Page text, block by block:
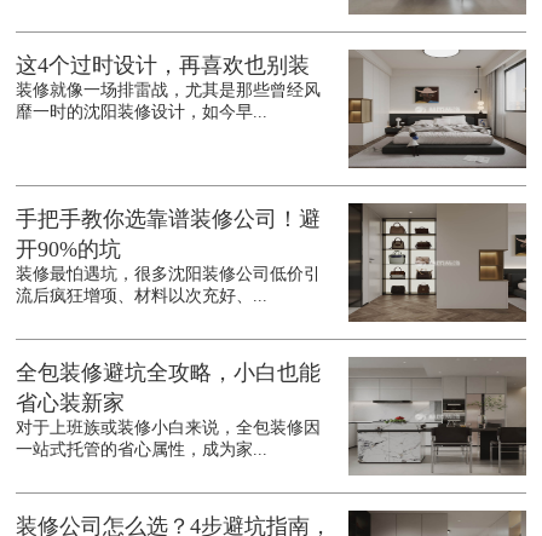
这4个过时设计，再喜欢也别装
装修就像一场排雷战，尤其是那些曾经风
靡一时的沈阳装修设计，如今早...
手把手教你选靠谱装修公司！避
开90%的坑
装修最怕遇坑，很多沈阳装修公司低价引
流后疯狂增项、材料以次充好、...
全包装修避坑全攻略，小白也能
省心装新家
对于上班族或装修小白来说，全包装修因
一站式托管的省心属性，成为家...
装修公司怎么选？4步避坑指南，